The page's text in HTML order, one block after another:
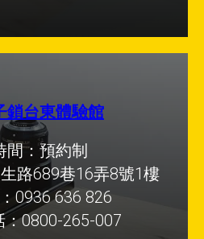
鎖台東體驗館
間：預約制
路689巷16弄8號1樓
0936 636 826
：0800-265-007